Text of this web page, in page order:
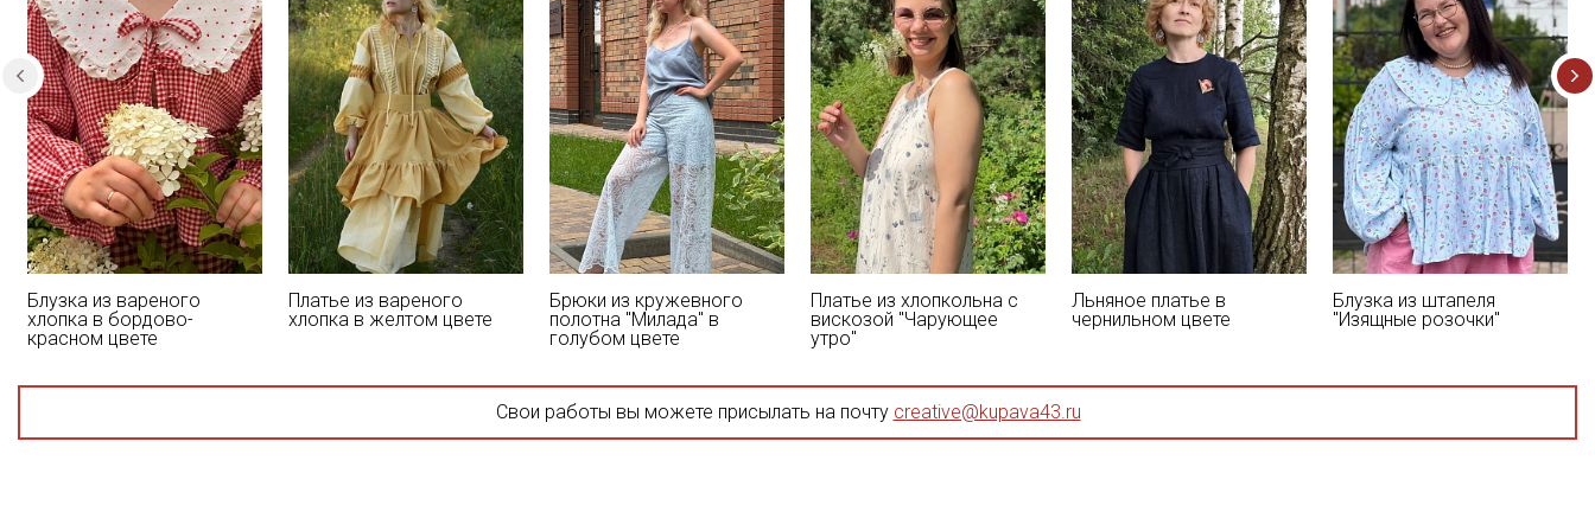
Блузка из вареного
хлопка в бордово-
красном цвете
Платье из вареного
хлопка в желтом цвете
Брюки из кружевного
полотна "Милада" в
голубом цвете
Платье из хлопкольна с
вискозой "Чарующее
утро"
Льняное платье в
чернильном цвете
Блузка из штапеля
"Изящные розочки"
Свои работы вы можете присылать на почту creative@kupava43.ru